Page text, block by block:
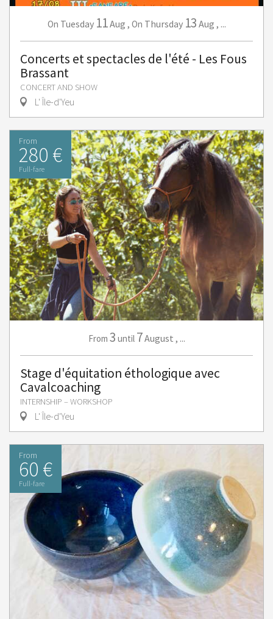
On Tuesday 11Aug , On Thursday 13 Aug , ...
Concerts et spectacles de l'été - Les Fous
Brassant
CONCERT AND SHOW
L' Île-d'Yeu
From
280 €
Full-fare
From 3 until 7August , ...
Stage d'équitation éthologique avec
Cavalcoaching
INTERNSHIP – WORKSHOP
L' Île-d'Yeu
From
60 €
Full-fare